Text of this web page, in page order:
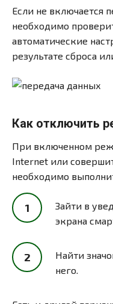
Если не включается
необходимо
автоматические
результате сброса
Как отключить
При включенном
Internet или
необходимо
Зайти в
экрана
Найти
него.